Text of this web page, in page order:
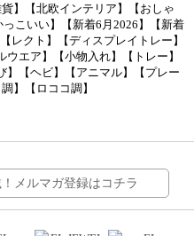
】【北欧インテリア】【おしゃ
こいい】【新着6月2026】【新着
レクト】【ディスプレイトレー】
ウエア】【小物入れ】【トレー】
】【ヘビ】【アニマル】【プレー
】【ロココ調】
メルマガ登録はコチラ